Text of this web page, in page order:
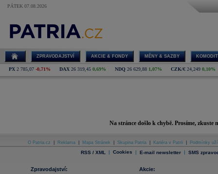
PÁTEK 07.08.2026
ZPRAVODAJSTVÍ AKCIE & FONDY MĚNY & SAZBY
PX 2 785,07 -0,71% DAX 26 319,45 0,69% NDQ 26 629,88 1,07% CZK/€ 24,249 0,10%
Na stránce došlo k chybě. Prosíme,
O Patria.cz Reklama Mapa Stránek Skupina Patria Kariéra v Patrii Podmínky
RSS / XML | Cookies | E-mail newsletter | SMS
Zpravodajství:
Akcie: